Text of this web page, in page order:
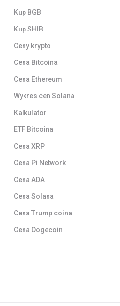
Kup BGB
Kup SHIB
Ceny krypto
Cena Bitcoina
Cena Ethereum
Wykres cen Solana
Kalkulator
ETF Bitcoina
Cena XRP
Cena Pi Network
Cena ADA
Cena Solana
Cena Trump coina
Cena Dogecoin